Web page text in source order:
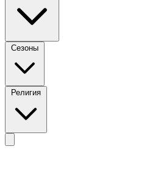
Сезоны
Религия